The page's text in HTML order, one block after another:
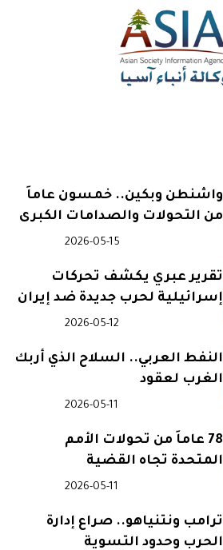
واشنطن وبكين.. خمسون عاماً
من التحولات والصدامات الكبرى
2026-05-15
تقرير عبري يكشف تحركات
إسرائيلية لحرب جديدة ضد إيران
2026-05-12
النفط العربي.. السلاح الذي أربك
الغرب لعقود
2026-05-11
78 عاماً من تحولات الأمم
المتحدة تجاه القضية
2026-05-11
ترامب ونتنياهو.. صراع إدارة
الحرب وحدود التسوية